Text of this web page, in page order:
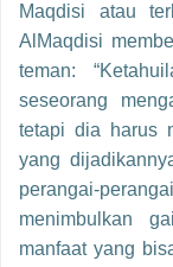
Maqdisi atau
AlMaqdisi
teman:
seseorang
tetapi dia harus
yang
perangai-
menimbulkan
manfaat yang